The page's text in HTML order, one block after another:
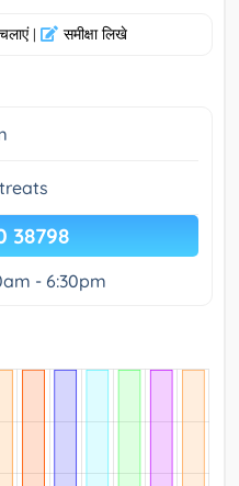
| समीक्षा लिखे
38798
- 6:30pm